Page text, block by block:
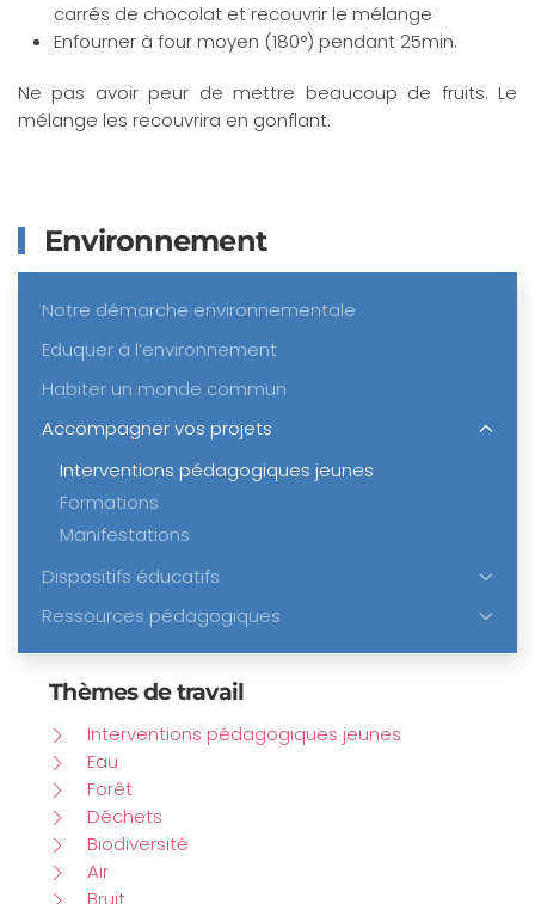
carrés de chocolat et recouvrir le mélange
Enfourner à four moyen (180°) pendant 25min.
Ne pas avoir peur de mettre beaucoup de fruits. Le
mélange les recouvrira en gonflant.
Environnement
Notre démarche environnementale
Eduquer à l’environnement
Habiter un monde commun
Accompagner vos projets
Interventions pédagogiques jeunes
Formations
Manifestations
Dispositifs éducatifs
Ressources pédagogiques
Thèmes de travail
Interventions pédagogiques jeunes
Eau
Forêt
Déchets
Biodiversité
Air
Bruit